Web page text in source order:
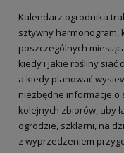
Kalendarz ogrodnika
sztywny harmonogram,
poszczególnych
kiedy i jakie rośliny siać
a kiedy planować
niezbędne informacje o
kolejnych zbiorów, aby
ogrodzie, szklarni, na
z wyprzedzeniem